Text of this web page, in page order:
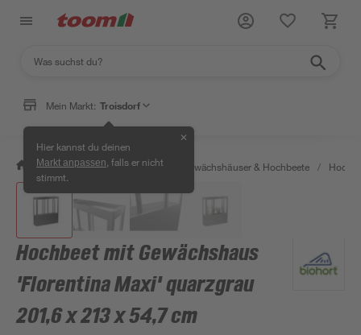
Mein Markt: Troisdorf
Hier kannst du deinen
Markt anpassen , falls er nicht
stimmt.
✕
/ Garten & Freizeit / Anzucht, Gewächshäuser & Hochbeete /
Hochbeet mit Gewächshaus
'Florentina Maxi' quarzgrau
201,6 x 213 x 54,7 cm